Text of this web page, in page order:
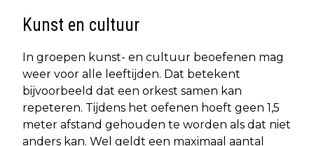
Kunst en cultuur
In groepen kunst- en cultuur beoefenen mag
weer voor alle leeftijden. Dat betekent
bijvoorbeeld dat een orkest samen kan
repeteren. Tijdens het oefenen hoeft geen 1,5
meter afstand gehouden te worden als dat niet
anders kan. Wel geldt een maximaal aantal